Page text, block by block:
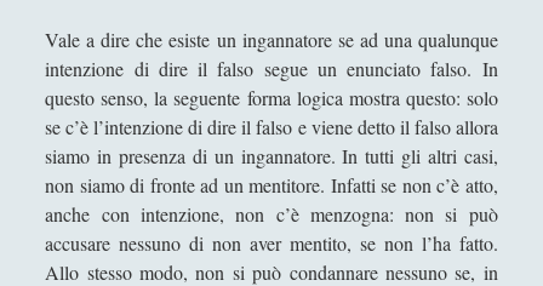
La poetica della musica di Igor Stravinskij
La risorsa di Dio, la Madonna, nell'opera di
conversione del Cristianesimo l "Incredulità di San
Tommaso" di Caravaggio
La scultura è una fiamma all'esistenzialismo con
la febbre
La tecnica dodecafonica e la querelle sul "Doctor
Faustus" di Thomas Mann
Vale a dire che esiste un ingannatore se ad una qualunque
intenzione di dire il falso segue un enunciato falso. In
questo senso, la seguente forma logica mostra questo: solo
se c’è l’intenzione di dire il falso e viene detto il falso allora
siamo in presenza di un ingannatore. In tutti gli altri casi,
non siamo di fronte ad un mentitore. Infatti se non c’è atto,
anche con intenzione, non c’è menzogna: non si può
accusare nessuno di non aver mentito, se non l’ha fatto.
Allo stesso modo, non si può condannare nessuno se, in